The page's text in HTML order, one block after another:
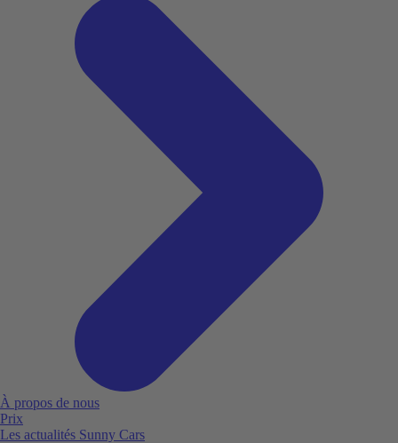
À propos de nous
Prix
Les actualités Sunny Cars